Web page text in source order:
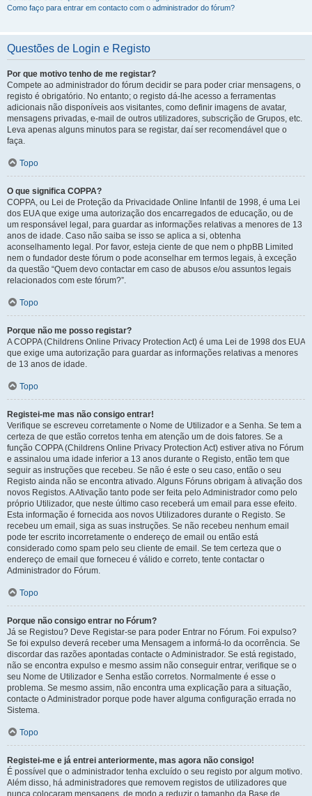
Como faço para entrar em contacto com o administrador do fórum?
Questões de Login e Registo
Por que motivo tenho de me registar?
Compete ao administrador do fórum decidir se para poder criar mensagens, o
registo é obrigatório. No entanto; o registo dá-lhe acesso a ferramentas
adicionais não disponíveis aos visitantes, como definir imagens de avatar,
mensagens privadas, e-mail de outros utilizadores, subscrição de Grupos, etc.
Leva apenas alguns minutos para se registar, daí ser recomendável que o
faça.
Topo
O que significa COPPA?
COPPA, ou Lei de Proteção da Privacidade Online Infantil de 1998, é uma Lei
dos EUA que exige uma autorização dos encarregados de educação, ou de
um responsável legal, para guardar as informações relativas a menores de 13
anos de idade. Caso não saiba se isso se aplica a si, obtenha
aconselhamento legal. Por favor, esteja ciente de que nem o phpBB Limited
nem o fundador deste fórum o pode aconselhar em termos legais, à exceção
da questão “Quem devo contactar em caso de abusos e/ou assuntos legais
relacionados com este fórum?”.
Topo
Porque não me posso registar?
A COPPA (Childrens Online Privacy Protection Act) é uma Lei de 1998 dos EUA
que exige uma autorização para guardar as informações relativas a menores
de 13 anos de idade.
Topo
Registei-me mas não consigo entrar!
Verifique se escreveu corretamente o Nome de Utilizador e a Senha. Se tem a
certeza de que estão corretos tenha em atenção um de dois fatores. Se a
função COPPA (Childrens Online Privacy Protection Act) estiver ativa no Fórum
e assinalou uma idade inferior a 13 anos durante o Registo, então tem que
seguir as instruções que recebeu. Se não é este o seu caso, então o seu
Registo ainda não se encontra ativado. Alguns Fóruns obrigam à ativação dos
novos Registos. A Ativação tanto pode ser feita pelo Administrador como pelo
próprio Utilizador, que neste último caso receberá um email para esse efeito.
Esta informação é fornecida aos novos Utilizadores durante o Registo. Se
recebeu um email, siga as suas instruções. Se não recebeu nenhum email
pode ter escrito incorretamente o endereço de email ou então está
considerado como spam pelo seu cliente de email. Se tem certeza que o
endereço de email que forneceu é válido e correto, tente contactar o
Administrador do Fórum.
Topo
Porque não consigo entrar no Fórum?
Já se Registou? Deve Registar-se para poder Entrar no Fórum. Foi expulso?
Se foi expulso deverá receber uma Mensagem a informá-lo da ocorrência. Se
discordar das razões apontadas contacte o Administrador. Se está registado,
não se encontra expulso e mesmo assim não conseguir entrar, verifique se o
seu Nome de Utilizador e Senha estão corretos. Normalmente é esse o
problema. Se mesmo assim, não encontra uma explicação para a situação,
contacte o Administrador porque pode haver alguma configuração errada no
Sistema.
Topo
Registei-me e já entrei anteriormente, mas agora não consigo!
É possível que o administrador tenha excluído o seu registo por algum motivo.
Além disso, há administradores que removem registos de utilizadores que
nunca colocaram mensagens, de modo a reduzir o tamanho da Base de